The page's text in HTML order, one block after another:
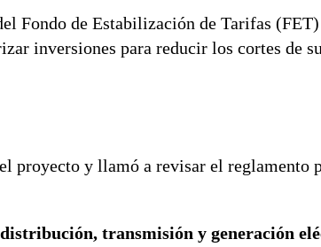
Fondo de Estabilización de Tarifas
inversiones para reducir los cortes de
proyecto y llamó a revisar el reglamento
transmisión y generación